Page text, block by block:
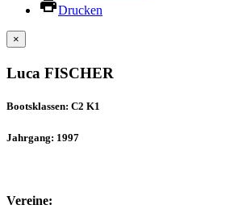
Drucken
×
Luca FISCHER
Bootsklassen: C2 K1
Jahrgang: 1997
Vereine: